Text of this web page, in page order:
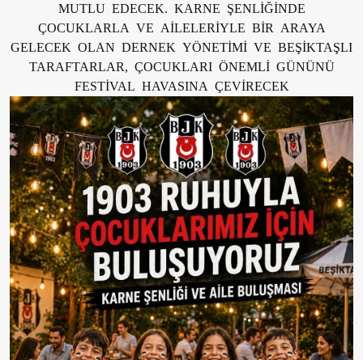
MUTLU EDECEK. KARNE ŞENLİĞİNDE
ÇOCUKLARLA VE AİLELERİYLE BİR ARAYA
GELECEK OLAN DERNEK YÖNETİMİ VE BEŞİKTAŞLI
TARAFTARLAR, ÇOCUKLARI ÖNEMLİ GÜNÜNÜ
FESTİVAL HAVASINA ÇEVİRECEK